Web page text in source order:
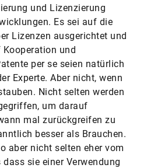
und Lizenzierung
Es sei auf die
Lizenzen ausgerichtet und
und
per se seien natürlich
Experte. Aber nicht, wenn
Nicht selten werden
um darauf
mal zurückgreifen zu
besser als Brauchen.
aber nicht selten eher vom
sie einer Verwendung